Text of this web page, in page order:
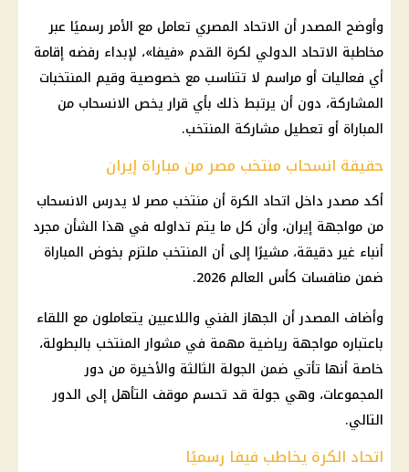
وأوضح المصدر أن الاتحاد المصري تعامل مع الأمر رسميًا عبر
مخاطبة الاتحاد الدولي لكرة القدم «فيفا»، لإبداء رفضه إقامة
أي فعاليات أو مراسم لا تتناسب مع خصوصية وقيم المنتخبات
المشاركة، دون أن يرتبط ذلك بأي قرار يخص الانسحاب من
المباراة أو تعطيل مشاركة المنتخب.
حقيقة انسحاب منتخب مصر من مباراة إيران
أكد مصدر داخل اتحاد الكرة أن منتخب مصر لا يدرس الانسحاب
من مواجهة إيران، وأن كل ما يتم تداوله في هذا الشأن مجرد
أنباء غير دقيقة، مشيرًا إلى أن المنتخب ملتزم بخوض المباراة
ضمن منافسات كأس العالم 2026.
وأضاف المصدر أن الجهاز الفني واللاعبين يتعاملون مع اللقاء
باعتباره مواجهة رياضية مهمة في مشوار المنتخب بالبطولة،
خاصة أنها تأتي ضمن الجولة الثالثة والأخيرة من دور
المجموعات، وهي جولة قد تحسم موقف التأهل إلى الدور
التالي.
اتحاد الكرة يخاطب فيفا رسميًا